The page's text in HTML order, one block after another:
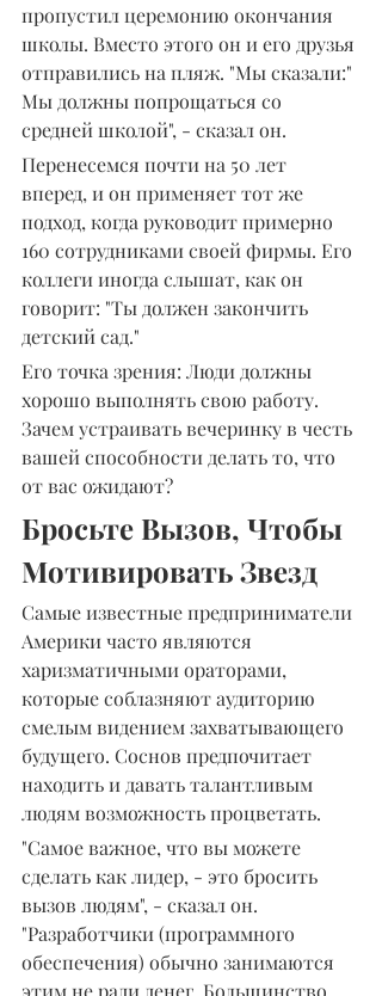
пропустил церемонию окончания
школы. Вместо этого он и его друзья
отправились на пляж. "Мы сказали:"
Мы должны попрощаться со
средней школой", - сказал он.
Перенесемся почти на 50 лет
вперед, и он применяет тот же
подход, когда руководит примерно
160 сотрудниками своей фирмы. Его
коллеги иногда слышат, как он
говорит: "Ты должен закончить
детский сад."
Его точка зрения: Люди должны
хорошо выполнять свою работу.
Зачем устраивать вечеринку в честь
вашей способности делать то, что
от вас ожидают?
Бросьте Вызов, Чтобы
Мотивировать Звезд
Самые известные предприниматели
Америки часто являются
харизматичными ораторами,
которые соблазняют аудиторию
смелым видением захватывающего
будущего. Соснов предпочитает
находить и давать талантливым
людям возможность процветать.
"Самое важное, что вы можете
сделать как лидер, - это бросить
вызов людям", - сказал он.
"Разработчики (программного
обеспечения) обычно занимаются
этим не ради денег. Большинство